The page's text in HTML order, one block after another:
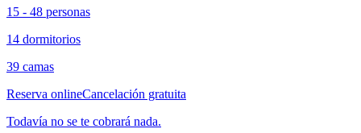
15 - 48 personas
14 dormitorios
39 camas
Reserva onlineCancelación gratuita
Todavía no se te cobrará nada.